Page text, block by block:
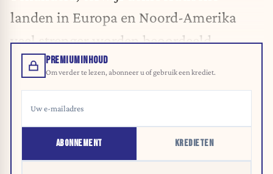
landen in Europa en Noord-Amerika
veel strenger worden beoordeeld.
PREMIUMINHOUD
Om verder te lezen, abonneer u of gebruik een krediet.
ABONNEMENT KREDIETEN